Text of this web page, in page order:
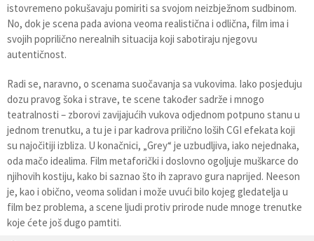
istovremeno pokušavaju pomiriti sa svojom neizbježnom sudbinom.
No, dok je scena pada aviona veoma realistična i odlična, film ima i
svojih poprilično nerealnih situacija koji sabotiraju njegovu
autentičnost.
Radi se, naravno, o scenama suočavanja sa vukovima. Iako posjeduju
dozu pravog šoka i strave, te scene također sadrže i mnogo
teatralnosti – zborovi zavijajućih vukova odjednom potpuno stanu u
jednom trenutku, a tu je i par kadrova prilično loših CGI efekata koji
su najočitiji izbliza. U konačnici, „Grey“ je uzbudljiva, iako nejednaka,
oda mačo idealima. Film metaforički i doslovno ogoljuje muškarce do
njihovih kostiju, kako bi saznao što ih zapravo gura naprijed. Neeson
je, kao i obično, veoma solidan i može uvući bilo kojeg gledatelja u
film bez problema, a scene ljudi protiv prirode nude mnoge trenutke
koje ćete još dugo pamtiti.